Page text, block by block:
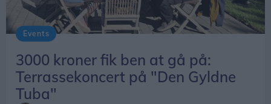
Events
3000 kroner fik ben at gå på:
Terrassekoncert på "Den Gyldne
Tuba"